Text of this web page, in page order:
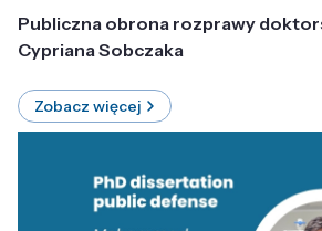
Publiczna obrona rozprawy
Cypriana Sobczaka
Zobacz więcej